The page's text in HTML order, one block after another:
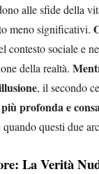
alle sfide della
meno significativi.
contesto sociale e
della realtà.
, il secondo
profonda e
quando questi due
La Verità